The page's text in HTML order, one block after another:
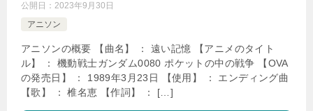
公開日： 2023年9月30日
アニソン
アニソンの概要 【曲名】 ： 遠い記憶 【アニメのタイト
ル】 ： 機動戦士ガンダム0080 ポケットの中の戦争 【OVA
の発売日】 ： 1989年3月23日 【使用】 ： エンディング曲
【歌】 ： 椎名恵 【作詞】 ： […]